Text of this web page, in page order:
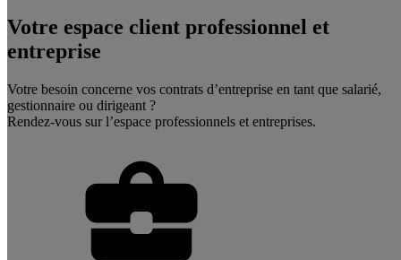
Votre espace client professionnel et
entreprise
Votre besoin concerne vos contrats d’entreprise en tant que salarié,
gestionnaire ou dirigeant ?
Rendez-vous sur l’espace professionnels et entreprises.